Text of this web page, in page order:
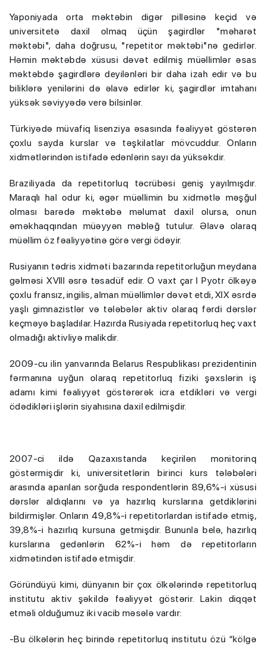
Yaponiyada orta məktəbin digər pilləsinə keçid və
universitetə daxil olmaq üçün şagirdlər "məharət
məktəbi", daha doğrusu, "repetitor məktəbi"nə gedirlər.
Həmin məktəbdə xüsusi dəvət edilmiş müəllimlər əsas
məktəbdə şagirdlərə deyilənləri bir daha izah edir və bu
biliklərə yenilərini də əlavə edirlər ki, şagirdlər imtahanı
yüksək səviyyədə verə bilsinlər.
Türkiyədə müvafiq lisenziya əsasında fəaliyyət göstərən
çoxlu sayda kurslar və təşkilatlar mövcuddur. Onların
xidmətlərindən istifadə edənlərin sayı da yüksəkdir.
Braziliyada da repetitorluq təcrübəsi geniş yayılmışdır.
Maraqlı hal odur ki, əgər müəllimin bu xidmətlə məşğul
olması barədə məktəbə məlumat daxil olursa, onun
əməkhaqqından müəyyən məbləğ tutulur. Əlavə olaraq
müəllim öz fəaliyyətinə görə vergi ödəyir.
Rusiyanın tədris xidməti bazarında repetitorluğun meydana
gəlməsi XVIII əsrə təsadüf edir. O vaxt çar I Pyotr ölkəyə
çoxlu fransız, ingilis, alman müəllimlər dəvət etdi, XIX əsrdə
yaşlı gimnazistlər və tələbələr aktiv olaraq fərdi dərslər
keçməyə başladılar. Hazırda Rusiyada repetitorluq heç vaxt
olmadığı aktivliyə malikdir.
2009-cu ilin yanvarında Belarus Respublikası prezidentinin
fərmanına uyğun olaraq repetitorluq fiziki şəxslərin iş
adamı kimi fəaliyyət göstərərək icra etdikləri və vergi
ödədikləri işlərin siyahısına daxil edilmişdir.
2007-ci ildə Qazaxıstanda keçirilən monitorinq
göstərmişdir ki, universitetlərin birinci kurs tələbələri
arasında aparılan sorğuda respondentlərin 89,6%-i xüsusi
dərslər aldıqlarını və ya hazırlıq kurslarına getdiklərini
bildirmişlər. Onların 49,8%-i repetitorlardan istifadə etmiş,
39,8%-i hazırlıq kursuna getmişdir. Bununla belə, hazırlıq
kurslarına gedənlərin 62%-i həm də repetitorların
xidmətindən istifadə etmişdir.
Göründüyü kimi, dünyanın bir çox ölkələrində repetitorluq
institutu aktiv şəkildə fəaliyyət göstərir. Lakin diqqət
etməli olduğumuz iki vacib məsələ vardır:
-Bu ölkələrin heç birində repetitorluq institutu özü “kölgə